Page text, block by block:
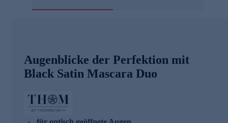
Augenblicke der Perfektion mit
Black Satin Mascara Duo